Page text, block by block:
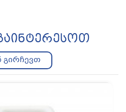
გირჩევთ